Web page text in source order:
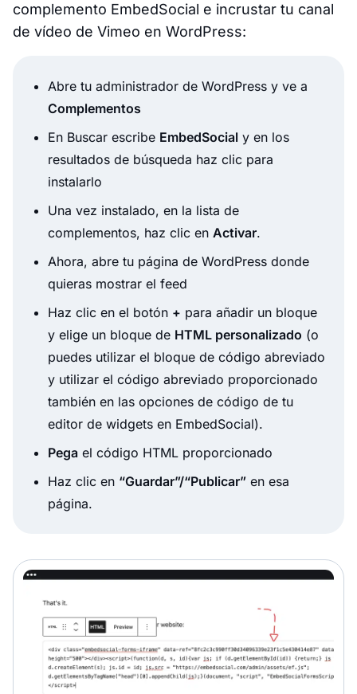
complemento EmbedSocial e incrustar tu canal
de vídeo de Vimeo en WordPress:
Abre tu administrador de WordPress y ve a
Complementos
En Buscar escribe EmbedSocial y en los
resultados de búsqueda haz clic para
instalarlo
Una vez instalado, en la lista de
complementos, haz clic en Activar.
Ahora, abre tu página de WordPress donde
quieras mostrar el feed
Haz clic en el botón + para añadir un bloque
y elige un bloque de HTML personalizado (o
puedes utilizar el bloque de código abreviado
y utilizar el código abreviado proporcionado
también en las opciones de código de tu
editor de widgets en EmbedSocial).
Pega el código HTML proporcionado
Haz clic en “Guardar”/“Publicar” en esa
página.